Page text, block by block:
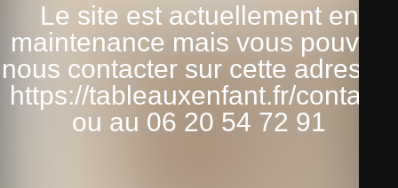
Le site est actuellement en
maintenance mais vous pouvez
nous contacter sur cette adresse:
https://tableauxenfant.fr/contact/
ou au 06 20 54 72 91